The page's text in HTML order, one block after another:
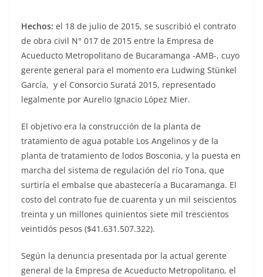
Hechos: el 18 de julio de 2015, se suscribió el contrato
de obra civil N° 017 de 2015 entre la Empresa de
Acueducto Metropolitano de Bucaramanga -AMB-, cuyo
gerente general para el momento era Ludwing Stünkel
García, y el Consorcio Suratá 2015, representado
legalmente por Aurelio Ignacio López Mier.
El objetivo era la construcción de la planta de
tratamiento de agua potable Los Angelinos y de la
planta de tratamiento de lodos Bosconia, y la puesta en
marcha del sistema de regulación del río Tona, que
surtiría el embalse que abastecería a Bucaramanga. El
costo del contrato fue de cuarenta y un mil seiscientos
treinta y un millones quinientos siete mil trescientos
veintidós pesos ($41.631.507.322).
Según la denuncia presentada por la actual gerente
general de la Empresa de Acueducto Metropolitano, el